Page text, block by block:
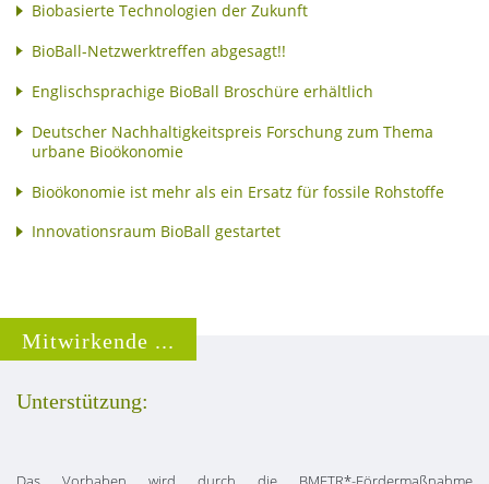
Biobasierte Technologien der Zukunft
BioBall-Netzwerktreffen abgesagt!!
Englischsprachige BioBall Broschüre erhältlich
Deutscher Nachhaltigkeitspreis Forschung zum Thema
urbane Bioökonomie
Bioökonomie ist mehr als ein Ersatz für fossile Rohstoffe
Innovationsraum BioBall gestartet
Mitwirkende ...
Unterstützung: